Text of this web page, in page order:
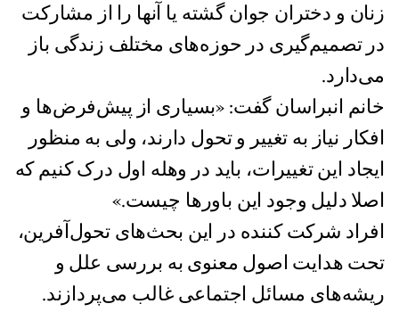
زنان و دختران جوان گشته یا آنها را از مشارکت
در تصمیم‌گیری در حوزه‌های مختلف زندگی باز
می‌دارد.
خانم انبراسان گفت: «بسیاری از پیش‌فرض‌ها و
افکار نیاز به تغییر و تحول دارند، ولی به منظور
ایجاد این تغییرات، باید در وهله اول درک کنیم که
اصلا دلیل وجود این باورها چیست.»
افراد شرکت کننده در این بحث‌های تحول‌آفرین،
تحت هدایت اصول معنوی به بررسی علل و
ریشه‌های مسائل اجتماعی غالب می‌پردازند.